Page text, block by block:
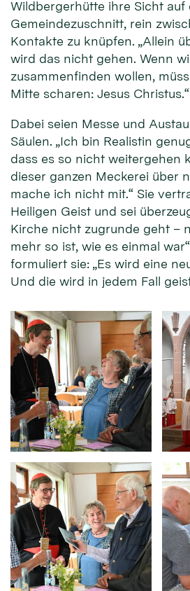
Wildbergerhütte ihre Sicht auf
Gemeindezuschnitt, rein
Kontakte zu knüpfen. „Allein
wird das nicht gehen. Wenn
zusammenfinden wollen,
Mitte scharen: Jesus Christus.“
Dabei seien Messe und
Säulen. „Ich bin Realistin
dass es so nicht weitergehen
dieser ganzen Meckerei über
mache ich nicht mit.“ Sie
Heiligen Geist und sei
Kirche nicht zugrunde geht –
mehr so ist, wie es einmal
formuliert sie: „Es wird eine
Und die wird in jedem Fall